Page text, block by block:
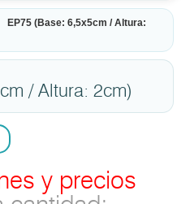
EP75 (Base: 6,5x5cm / Altura:
/ Altura: 2cm)
y precios